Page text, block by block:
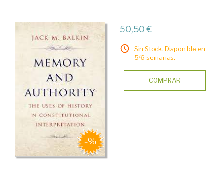
50,50 €
Sin Stock. Disponible en
5/6 semanas.
COMPRAR